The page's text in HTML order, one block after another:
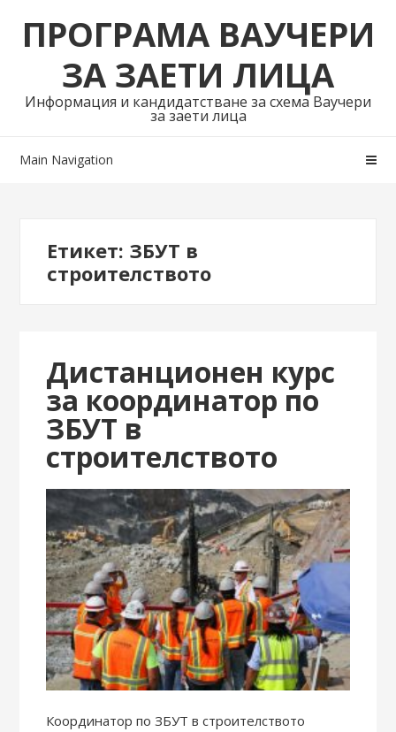
to
to
ПРОГРАМА ВАУЧЕРИ
ЗА ЗАЕТИ ЛИЦА
Информация и кандидатстване за схема Ваучери
за заети лица
Main Navigation
Етикет: ЗБУТ в
строителството
Дистанционен курс
за координатор по
ЗБУТ в
строителството
Координатор по ЗБУТ в строителството